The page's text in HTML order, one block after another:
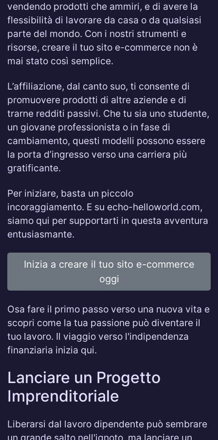
vendendo prodotti che ammiri, e di avere la
flessibilità di lavorare da casa o da qualsiasi
parte del mondo. Con i nostri strumenti e
risorse, creare il tuo sito e-commerce non è
mai stato così semplice.
L’affiliazione, dal canto suo, ti consente di
promuovere prodotti di altre aziende e di
trarne redditi passivi. Che tu sia uno studente,
un giovane professionista o in fase di
cambiamento, questi modelli possono essere
la porta d’ingresso verso una carriera più
gratificante.
Per iniziare, basta un piccolo
incoraggiamento. E su echo-helloworld.com,
siamo qui per supportarti in questa avventura
entusiasmante.
Inizia a creare il tuo sito e-commerce
oggi
Osa fare il primo passo verso una nuova vita e
scopri come la tua passione può diventare il
tuo lavoro. Il viaggio verso l'indipendenza
finanziaria inizia qui.
Lanciare un Progetto
Imprenditoriale
Liberarsi dal lavoro dipendente può sembrare
un grande salto nell'ignoto, ma lanciare un